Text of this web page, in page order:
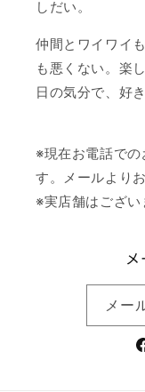
しだい。
仲間とワイワイ
も悪くない。楽
日の気分で、好
※現在お電話で
す。メールより
※実店舗はござい
メー